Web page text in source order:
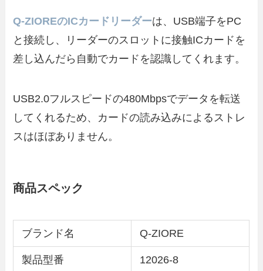
Q-ZIOREのICカードリーダーは、USB端子をPC
と接続し、リーダーのスロットに接触ICカードを
差し込んだら自動でカードを認識してくれます。
USB2.0フルスピードの480Mbpsでデータを転送
してくれるため、カードの読み込みによるストレ
スはほぼありません。
商品スペック
ブランド名 Q-ZIORE
製品型番 12026-8